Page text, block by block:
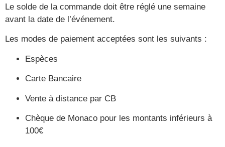
Le solde de la commande doit être réglé une semaine
avant la date de l’événement.
Les modes de paiement acceptées sont les suivants :
Espèces
Carte Bancaire
Vente à distance par CB
Chèque de Monaco pour les montants inférieurs à
100€